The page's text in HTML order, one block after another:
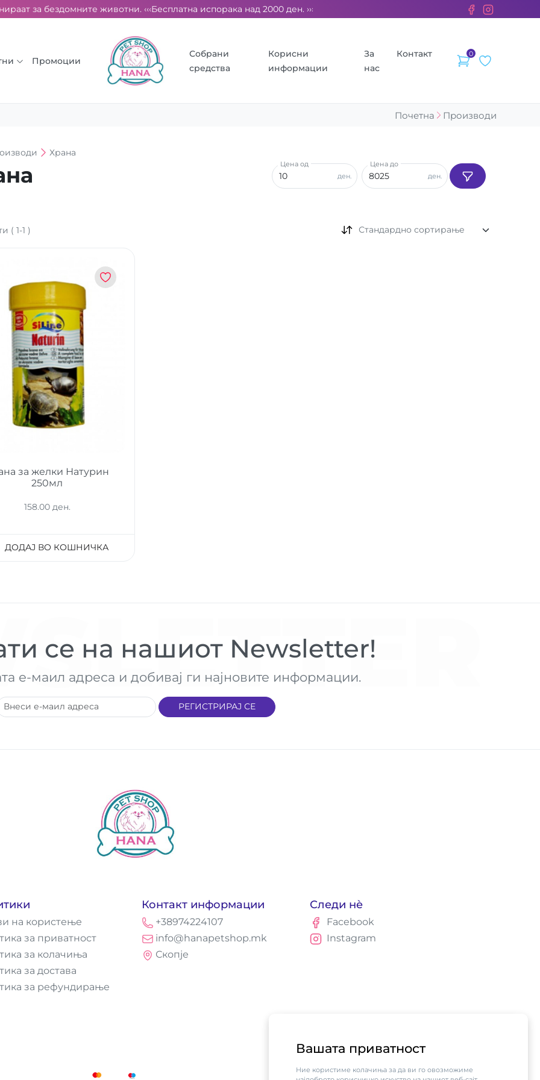
Вашата приватност
Ние користиме колачиња за да ви го овозможиме
за бездомните животни. ‹‹‹ Бесплатна испорака над 2000 ден. ››› 2% од секоја сметка се донираат за бездомните
Промоции
Собрани
средства
Корисни
информации
За
нас
Контакт 0
Почетна Производи
Храна
ден.
Цена од
ден.
Цена до
( 1-1 ) Стандардно сортирање
за желки Натурин
250мл
158.00 ден.
ДОДАЈ ВО КОШНИЧКА
се на нашиот Newsletter!
е-маил адреса и добивај ги најновите информации.
РЕГИСТРИРАЈ СЕ
на користење
за приватност
за колачиња
за достава
за рефундирање
Контакт информации
+38974224107
info@hanapetshop.mk
Скопје
Следи нè
Facebook
Instagram